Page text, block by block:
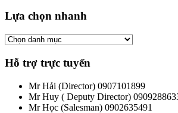
Lựa chọn nhanh
Hỗ trợ trực tuyến
Mr Hải (Director) 0907101899
Mr Huy ( Deputy Director)
Mr Học (Salesman) 0902635491